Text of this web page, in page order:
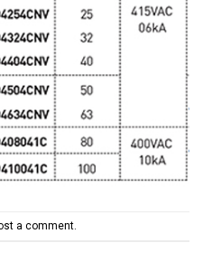
a comment.